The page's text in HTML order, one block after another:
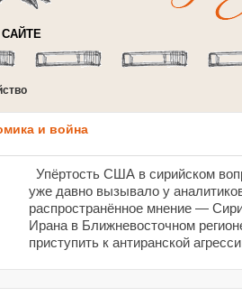
и война
Упёртость США в сирийском
уже давно вызывало у
распространённое мнение —
Ирана в Ближневосточном
приступить к антиранской